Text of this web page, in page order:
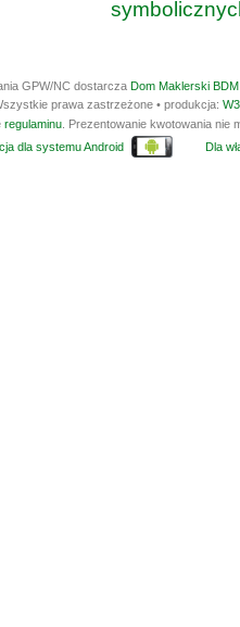
GPW/NC dostarcza Dom Maklerski
prawa zastrzeżone • produkcja:
regulaminu. Prezentowanie kwotowania nie
dla systemu Android Dla